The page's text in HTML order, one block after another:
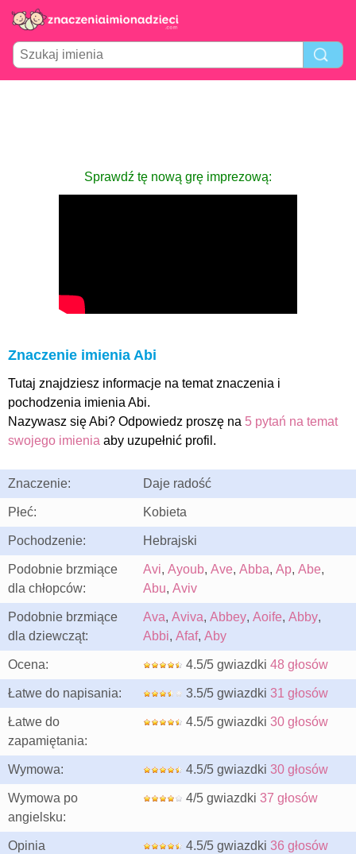
Sprawdź tę nową grę imprezową:
Znaczenie imienia Abi
Tutaj znajdziesz informacje na temat znaczenia i
pochodzenia imienia Abi.
Nazywasz się Abi? Odpowiedz proszę na 5 pytań na temat
swojego imienia aby uzupełnić profil.
Znaczenie: Daje radość
Płeć: Kobieta
Pochodzenie: Hebrajski
Podobnie brzmiące
dla chłopców:
Avi, Ayoub, Ave, Abba, Ap, Abe,
Abu, Aviv
Podobnie brzmiące
dla dziewcząt:
Ava, Aviva, Abbey, Aoife, Abby,
Abbi, Afaf, Aby
Ocena: 4.5/5 gwiazdki 48 głosów
Łatwe do napisania: 3.5/5 gwiazdki 31 głosów
Łatwe do
zapamiętania:
4.5/5 gwiazdki 30 głosów
Wymowa: 4.5/5 gwiazdki 30 głosów
Wymowa po
angielsku:
4/5 gwiazdki 37 głosów
Opinia
4.5/5 gwiazdki 36 głosów